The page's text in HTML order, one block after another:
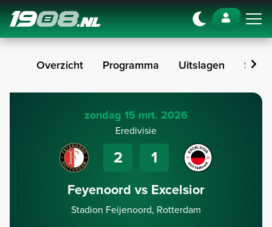
Navigation
Overzicht Programma Uitslagen Stand
zondag 15 mrt. 2026
Eredivisie
2 1
Feyenoord vs Excelsior
Stadion Feijenoord, Rotterdam